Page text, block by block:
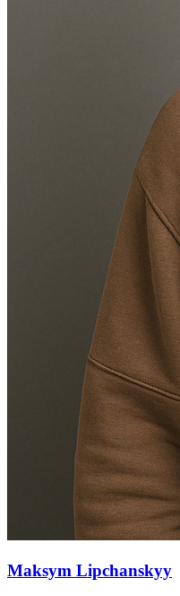
Maksym Lipchanskyy